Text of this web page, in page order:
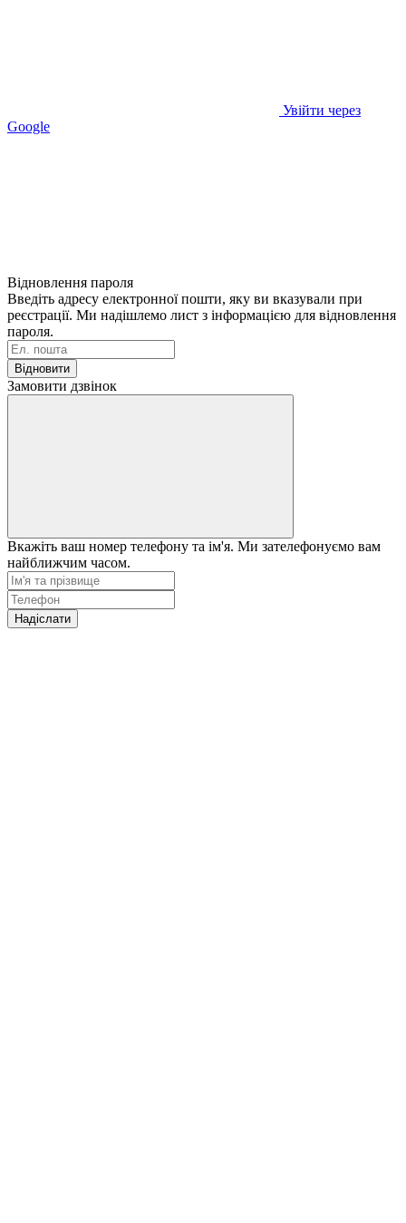
Увійти через
Google
Відновлення пароля
Введіть адресу електронної пошти, яку ви вказували при
реєстрації. Ми надішлемо лист з інформацією для відновлення
пароля.
Відновити
Замовити дзвінок
Вкажіть ваш номер телефону та ім'я. Ми зателефонуємо вам
найближчим часом.
Надіслати